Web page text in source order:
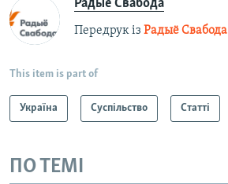
Радыё Свабода
Передрук із Радыё Свабода
This item is part of
Україна Суспільство Статті
ПО ТЕМІ